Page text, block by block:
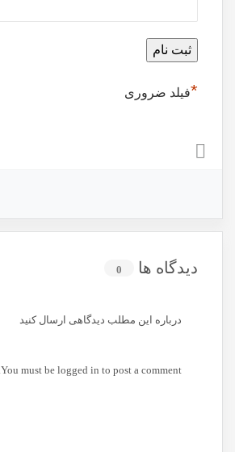
*فیلد ضروری
دیدگاه ها 0
درباره این مطلب دیدگاهی ارسال کنید
You must be logged in to post a comment.